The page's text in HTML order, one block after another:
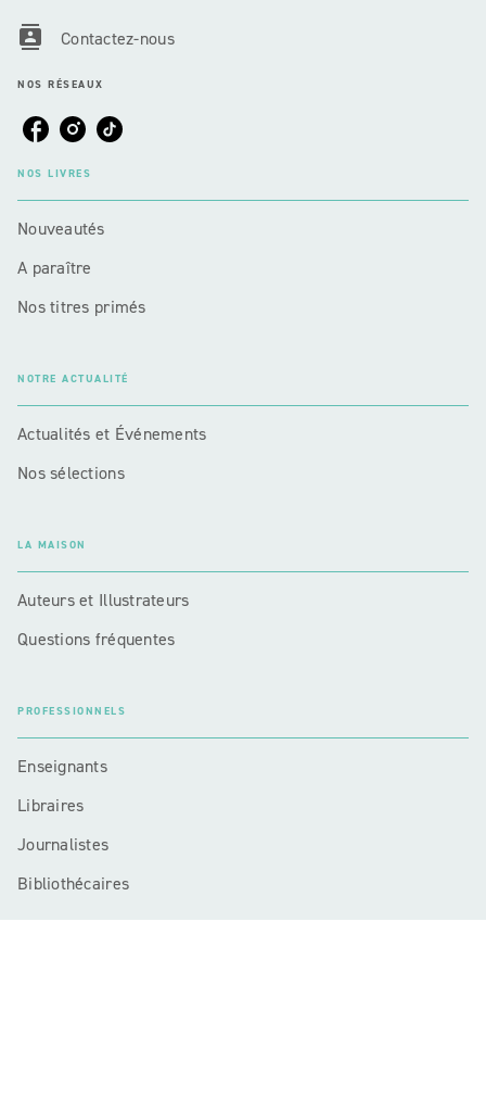
contacts Contactez-nous
NOS RÉSEAUX
NOS LIVRES
Nouveautés
A paraître
Nos titres primés
NOTRE ACTUALITÉ
Actualités et Événements
Nos sélections
LA MAISON
Auteurs et Illustrateurs
Questions fréquentes
PROFESSIONNELS
Enseignants
Libraires
Journalistes
Bibliothécaires